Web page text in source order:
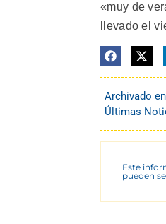
«muy de
llevado el
Archivado
Últimas
Este
pueden